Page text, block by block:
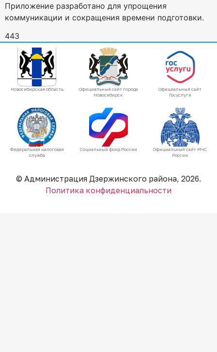
Приложение разработано для упрощения
коммуникации и сокращения времени подготовки.
443
Новосибирская область
Официальный сайт города
Новосибирск
Официальный сайт
Госуслуги
Федеральная налоговая
служба
Социальный фонд России
Официальный сайт МЧС
России
© Администрация Дзержинского района, 2026.
Политика конфиденциальности